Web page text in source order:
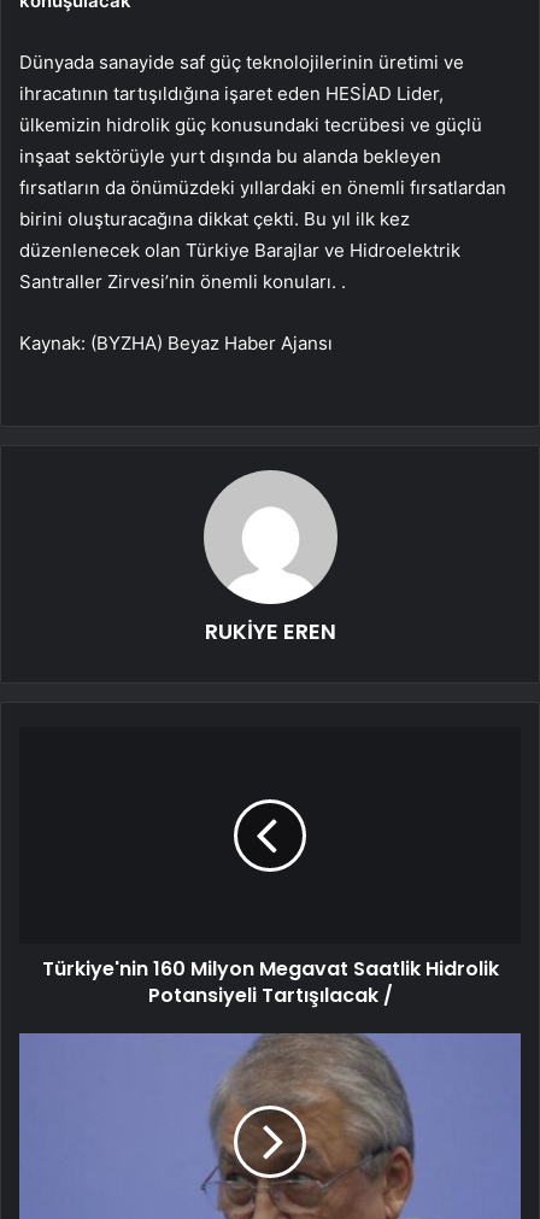
Dünyada sanayide saf güç teknolojilerinin üretimi ve
ihracatının tartışıldığına işaret eden HESİAD Lider,
ülkemizin hidrolik güç konusundaki tecrübesi ve güçlü
inşaat sektörüyle yurt dışında bu alanda bekleyen
fırsatların da önümüzdeki yıllardaki en önemli fırsatlardan
birini oluşturacağına dikkat çekti. Bu yıl ilk kez
düzenlenecek olan Türkiye Barajlar ve Hidroelektrik
Santraller Zirvesi’nin önemli konuları. .
Kaynak: (BYZHA) Beyaz Haber Ajansı
RUKİYE EREN
Türkiye'nin 160 Milyon Megavat Saatlik Hidrolik
Potansiyeli Tartışılacak /